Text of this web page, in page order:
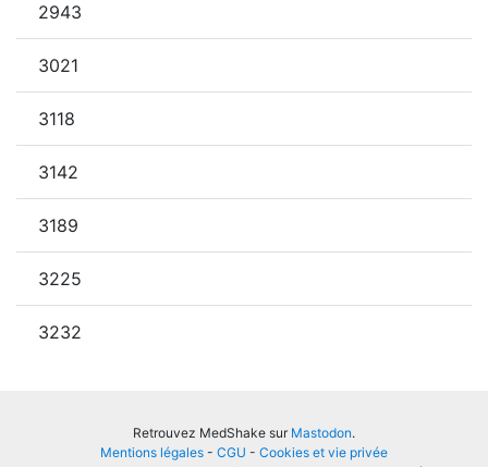
2943
3021
3118
3142
3189
3225
3232
Retrouvez MedShake sur Mastodon.
Mentions légales - CGU - Cookies et vie privée